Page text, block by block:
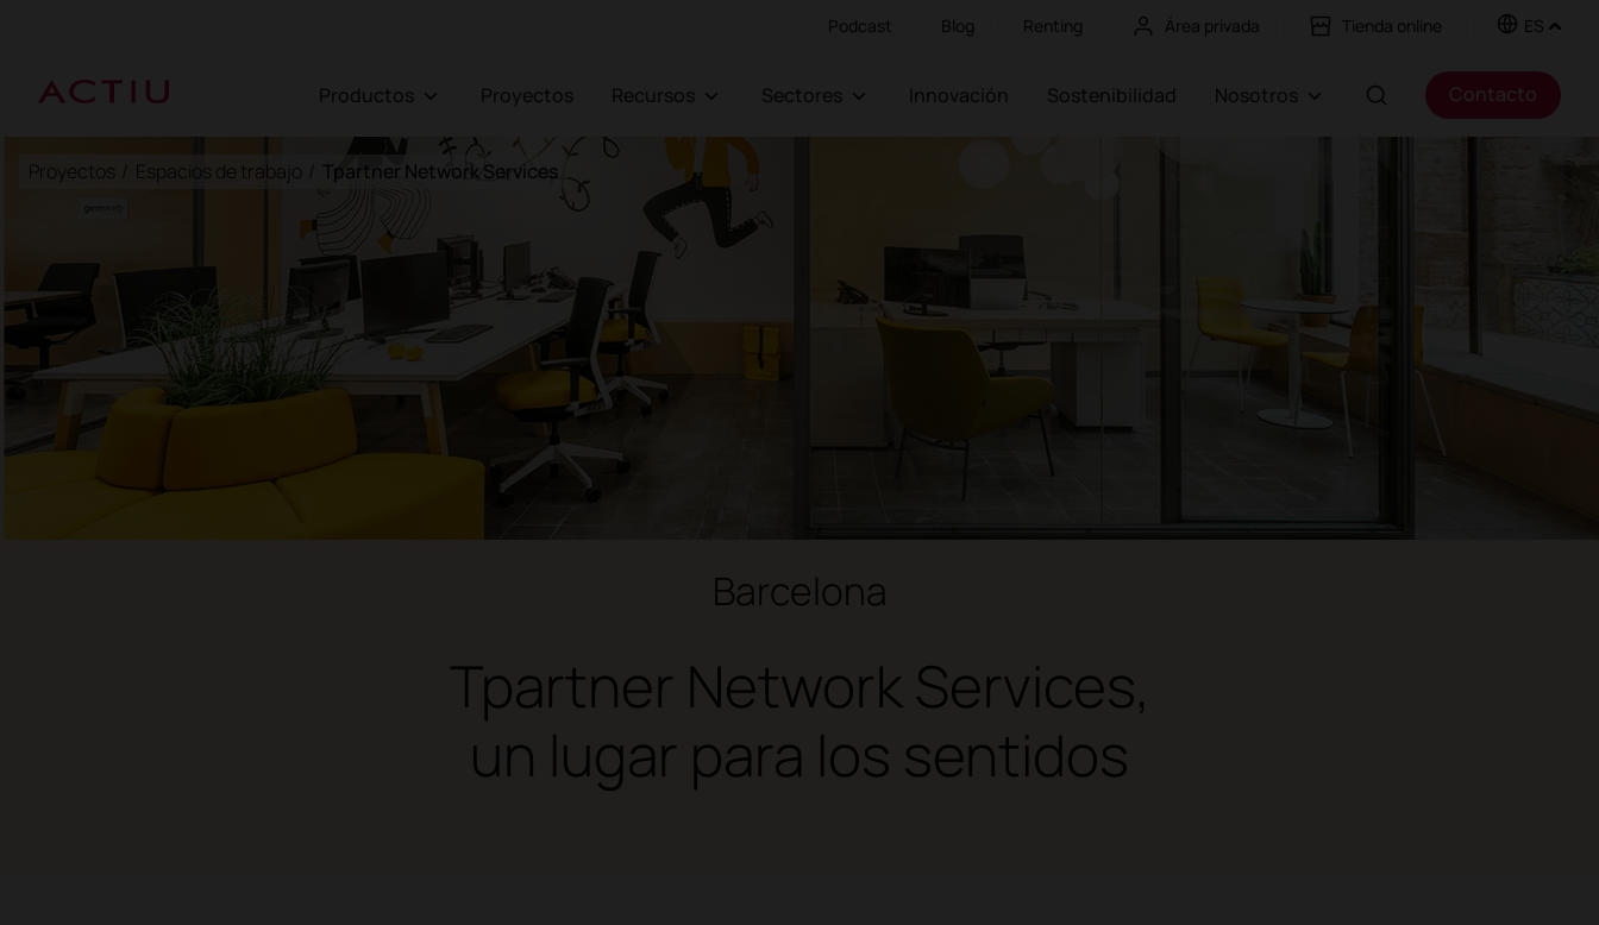
Podcast Blog Renting Área privada Tienda online ES
Productos Proyectos Recursos Sectores Innovación Sostenibilidad Nosotros Contacto
Proyectos / Espacios de trabajo / Tpartner Network Services
Barcelona
Tpartner Network Services,
un lugar para los sentidos